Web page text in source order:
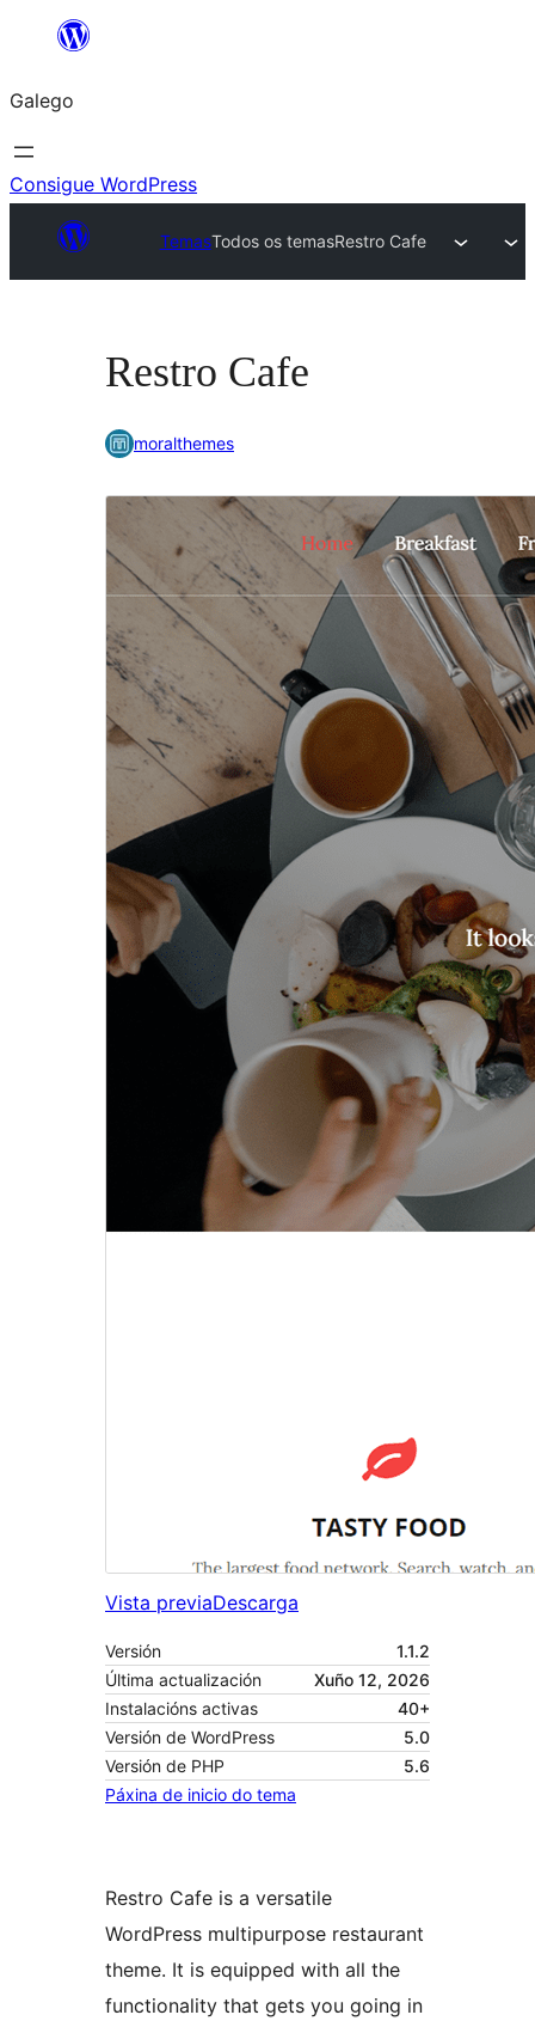
Saltar
contido
Galego
Consigue WordPress
TemasTodos os temasRestro Cafe
Restro Cafe
moralthemes
Vista previaDescarga
Versión
1.1.2
Última actualización
Xuño 12, 2026
Instalacións activas
40+
Versión de WordPress
5.0
Versión de PHP
5.6
Páxina de inicio do tema
Restro Cafe is a versatile
WordPress multipurpose restaurant
theme. It is equipped with all the
functionality that gets you going in